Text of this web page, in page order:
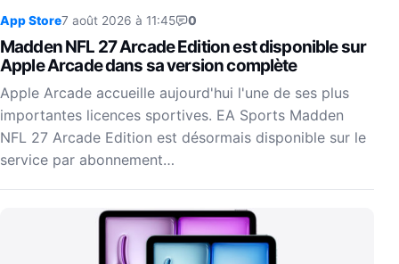
App Store7 août 2026 à 11:45 0
Madden NFL 27 Arcade Edition est disponible sur
Apple Arcade dans sa version complète
Apple Arcade accueille aujourd'hui l'une de ses plus
importantes licences sportives. EA Sports Madden
NFL 27 Arcade Edition est désormais disponible sur le
service par abonnement…